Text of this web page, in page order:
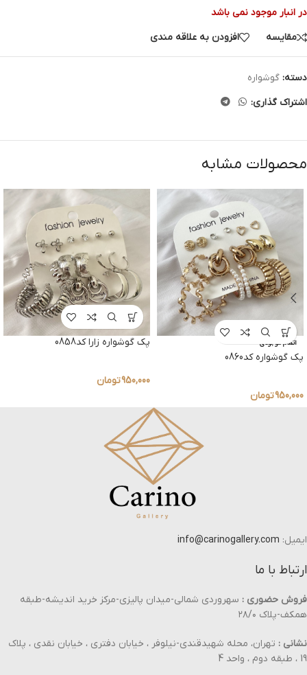
در انبار موجود نمی باشد
مقایسه
افزودن به علاقه مندی
دسته: گوشواره
اشتراک گذاری:
محصولات مشابه
اتمام موجودی
پک گوشواره کد0860
950,000تومان
پک گوشواره زارا کد0858
950,000تومان
ایمیل: info@carinogallery.com
ارتباط با ما
فروش حضوری : سهروردی شمالی-میدان پالیزی-مرکز خرید اندیشه-طبقه
همکف-پلاک ۲۸/۰
نشانی : تهران، محله شهیدقندی-نیلوفر ، خیابان دفتری ، خیابان نقدی ، پلاک
19 ، طبقه دوم ، واحد 4